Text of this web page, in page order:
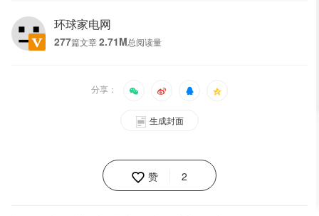
环球家电网
277篇文章 2.71M总阅读量
分享：
生成封面
赞 2